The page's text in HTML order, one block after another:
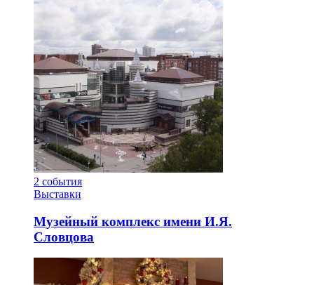
2 события
Выставки
Музейный комплекс имени И.Я.
Словцова